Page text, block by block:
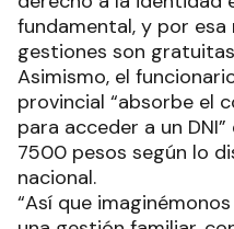
fundamental, y por esa
gestiones son
Asimismo, el
provincial “absorbe el
para acceder a un
7500 pesos según lo
nacional.
“Así que